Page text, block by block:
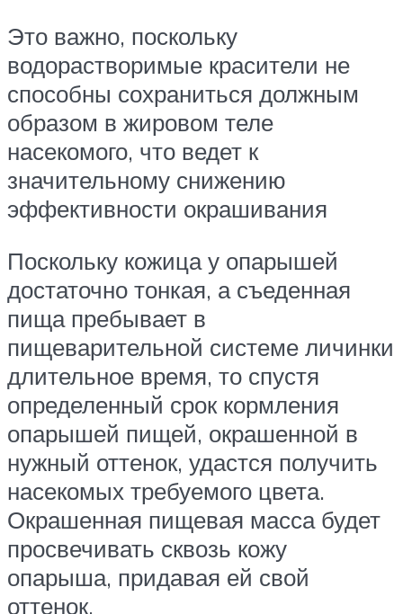
Это важно, поскольку
водорастворимые красители не
способны сохраниться должным
образом в жировом теле
насекомого, что ведет к
значительному снижению
эффективности окрашивания
Поскольку кожица у опарышей
достаточно тонкая, а съеденная
пища пребывает в
пищеварительной системе личинки
длительное время, то спустя
определенный срок кормления
опарышей пищей, окрашенной в
нужный оттенок, удастся получить
насекомых требуемого цвета.
Окрашенная пищевая масса будет
просвечивать сквозь кожу
опарыша, придавая ей свой
оттенок.